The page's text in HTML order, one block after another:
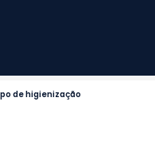
de higienização